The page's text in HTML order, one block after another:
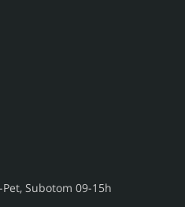
Subotom 09-15h